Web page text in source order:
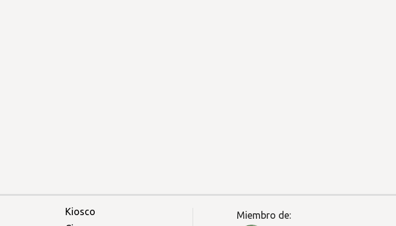
Kiosco
Miembro de: